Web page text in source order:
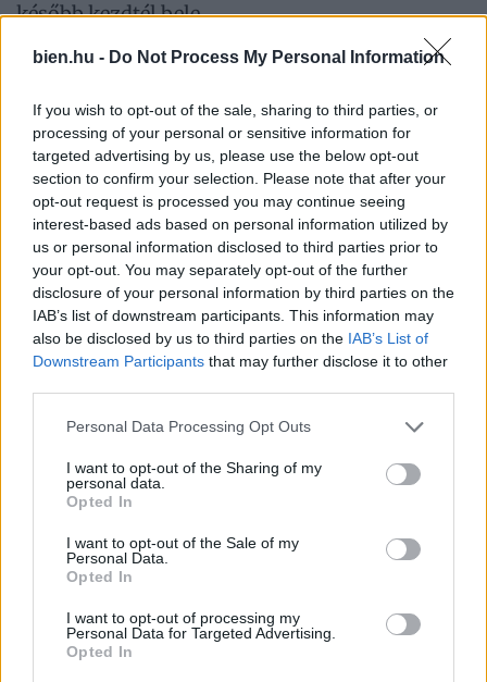
bien.hu - Do Not Process My Personal Information
If you wish to opt-out of the sale, sharing to third parties, or
processing of your personal or sensitive information for
targeted advertising by us, please use the below opt-out
section to confirm your selection. Please note that after your
opt-out request is processed you may continue seeing
interest-based ads based on personal information utilized by
us or personal information disclosed to third parties prior to
your opt-out. You may separately opt-out of the further
disclosure of your personal information by third parties on the
IAB’s list of downstream participants. This information may
also be disclosed by us to third parties on the IAB’s List of
Downstream Participants that may further disclose it to other
Please note that this website/app uses one or more Google
not limited to your visit or usage behaviour. You may click to
grant or deny consent to Google and its third-party tags to
use your data for below specified purposes in below Google
consent section.
Personal Data Processing Opt Outs
I want to opt-out of the Sharing of my
personal data.
Opted In
I want to opt-out of the Sale of my
Personal Data.
Opted In
I want to opt-out of processing my
Personal Data for Targeted Advertising.
Opted In
később kezdtél bele.
« 1/2 »
Ezeket olvassákmost
30 felett ne legyen
múltja” – Lehet, hogy te
vagy túl válogatós?
otthon: a mediterrán